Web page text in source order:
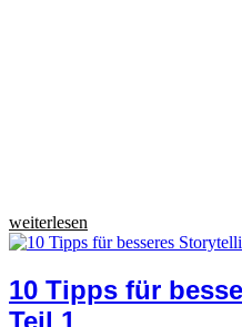
weiterlesen
10 Tipps für